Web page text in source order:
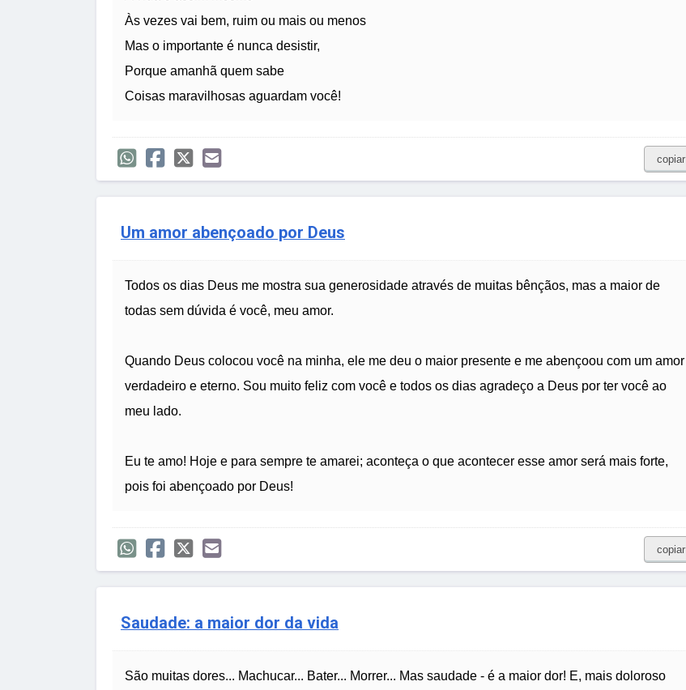
Às vezes vai bem, ruim ou mais ou menos
Mas o importante é nunca desistir,
Porque amanhã quem sabe
Coisas maravilhosas aguardam você!
copiar
Um amor abençoado por Deus
Todos os dias Deus me mostra sua generosidade através de muitas bênçãos, mas a maior de
todas sem dúvida é você, meu amor.
Quando Deus colocou você na minha, ele me deu o maior presente e me abençoou com um amor
verdadeiro e eterno. Sou muito feliz com você e todos os dias agradeço a Deus por ter você ao
meu lado.
Eu te amo! Hoje e para sempre te amarei; aconteça o que acontecer esse amor será mais forte,
pois foi abençoado por Deus!
copiar
Saudade: a maior dor da vida
São muitas dores... Machucar... Bater... Morrer... Mas saudade - é a maior dor! E, mais doloroso